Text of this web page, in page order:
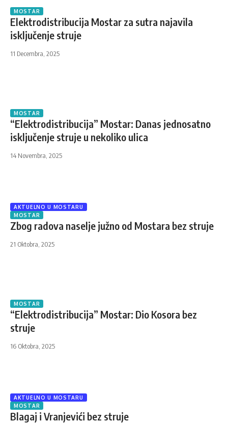
MOSTAR
Elektrodistribucija Mostar za sutra najavila
isključenje struje
11 Decembra, 2025
MOSTAR
“Elektrodistribucija” Mostar: Danas jednosatno
isključenje struje u nekoliko ulica
14 Novembra, 2025
AKTUELNO U MOSTARU
MOSTAR
Zbog radova naselje južno od Mostara bez struje
21 Oktobra, 2025
MOSTAR
“Elektrodistribucija” Mostar: Dio Kosora bez
struje
16 Oktobra, 2025
AKTUELNO U MOSTARU
MOSTAR
Blagaj i Vranjevići bez struje